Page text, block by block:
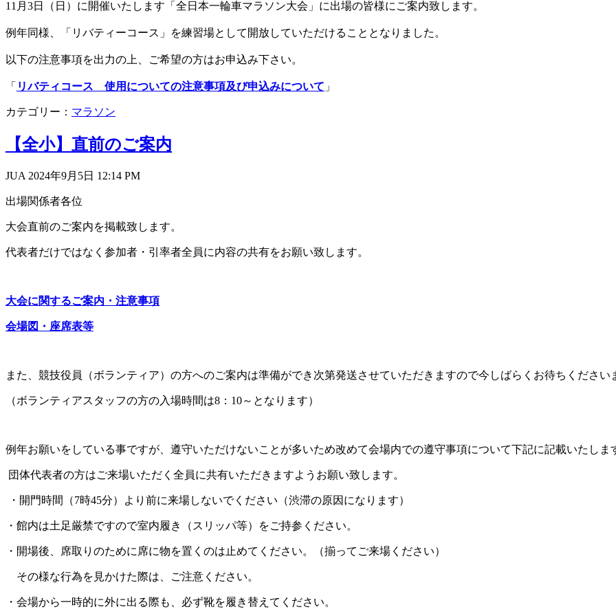
11月3日（日）に開催いたします「全日本一輪車マラソン大会」に出場の皆様にご案内致します。
例年同様、「リバティーコース」を練習場として開放していただけることとなりました。
以下の注意事項を出力の上、ご希望の方はお申込み下さい。
「 リバティコース 使用についての注意事項及び申込みについて 」
カテゴリー： マラソン
【全小】直前のご案内
JUA 2024年9月5日 12:14 PM
出場関係者各位
大会直前のご案内を掲載致します。
代表者だけではなく参加者・引率者全員に内容の共有をお願い致します。
大会に関するご案内・注意事項
会場図・座席表等
また、競技役員（ボランティア）の方へのご案内は準備ができ次第発送させていただきますので今しばらくお待ちください
（ボランティアスタッフの方の入場時間は8：10～となります）
例年お願いをしている事ですが、遵守いただけないことが多いため改めて会場内での遵守事項について下記に記載いたしま
団体代表者の方はご来場いただく全員に共有いただきますようお願い致します。
・開門時間（7時45分）より前に来場しないでください（渋滞の原因になります）
・館内は土足厳禁ですので室内履き（スリッパ等）をご持参ください。
・開場後、席取りのために席に物を置くのは止めてください。（揃ってご来場ください）
その様な行為を見かけた際は、ご注意ください。
・会場から一時的に外に出る際も、必ず靴を履き替えてください。